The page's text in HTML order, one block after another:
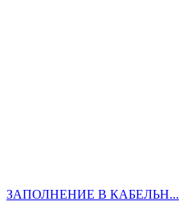
ЗАПОЛНЕНИЕ В КАБЕЛЬН...